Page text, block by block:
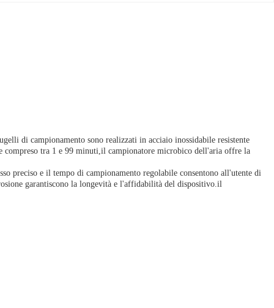
di campionamento sono realizzati in acciaio inossidabile resistente
compreso tra 1 e 99 minuti,il campionatore microbico dell'aria offre la
preciso e il tempo di campionamento regolabile consentono all'utente di
garantiscono la longevità e l'affidabilità del dispositivo.il